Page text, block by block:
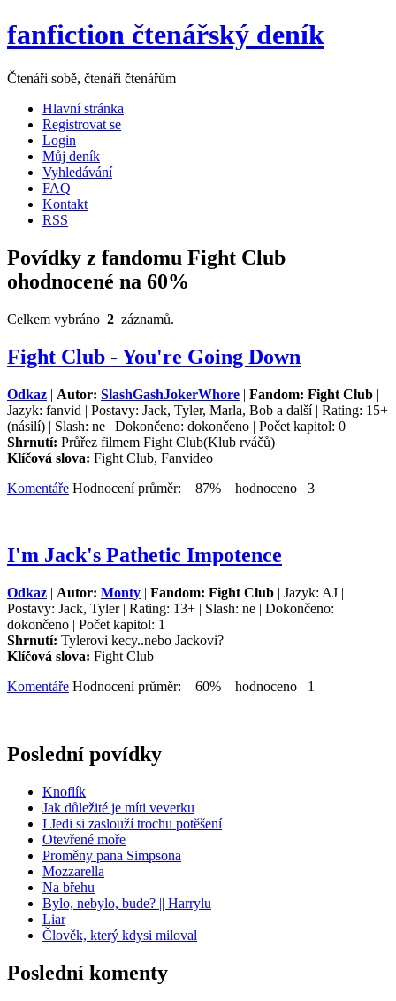
fanfiction čtenářský deník
Čtenáři sobě, čtenáři čtenářům
Hlavní stránka
Registrovat se
Login
Můj deník
Vyhledávání
FAQ
Kontakt
RSS
Povídky z fandomu Fight Club
ohodnocené na 60%
Celkem vybráno 2 záznamů.
Fight Club - You're Going Down
Odkaz | Autor: SlashGashJokerWhore | Fandom: Fight Club |
Jazyk: fanvid | Postavy: Jack, Tyler, Marla, Bob a další | Rating: 15+
(násilí) | Slash: ne | Dokončeno: dokončeno | Počet kapitol: 0
Shrnutí: Průřez filmem Fight Club(Klub rváčů)
Klíčová slova: Fight Club, Fanvideo
Komentáře Hodnocení průměr: 87% hodnoceno 3
I'm Jack's Pathetic Impotence
Odkaz | Autor: Monty | Fandom: Fight Club | Jazyk: AJ |
Postavy: Jack, Tyler | Rating: 13+ | Slash: ne | Dokončeno:
dokončeno | Počet kapitol: 1
Shrnutí: Tylerovi kecy..nebo Jackovi?
Klíčová slova: Fight Club
Komentáře Hodnocení průměr: 60% hodnoceno 1
Poslední povídky
Knoflík
Jak důležité je míti veverku
I Jedi si zaslouží trochu potěšení
Otevřené moře
Proměny pana Simpsona
Mozzarella
Na břehu
Bylo, nebylo, bude? || Harrylu
Liar
Člověk, který kdysi miloval
Poslední komenty